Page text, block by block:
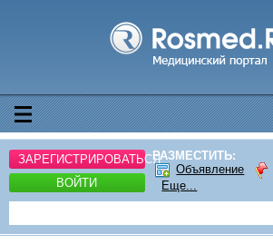
ЗАРЕГИСТРИРОВАТЬСЯ
ВОЙТИ
РАЗМЕСТИТЬ:
Объявление
Еще...